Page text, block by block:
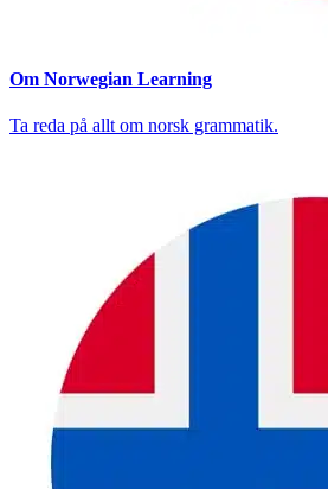
Om Norwegian Learning
Ta reda på allt om norsk grammatik.